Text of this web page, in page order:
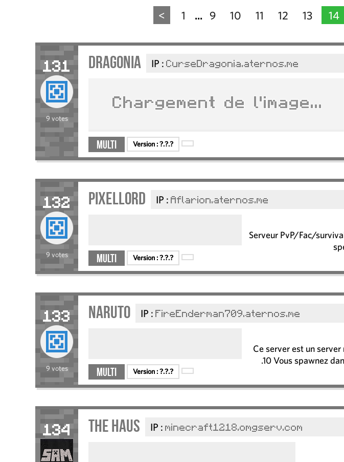
< 1 ... 9 10 11 12 13 14
131
9 votes
Dragonia IP : CurseDragonia.aternos.me
Multi Version :?.?.?
132
9 votes
PixelLord IP : Aflarion.aternos.me
Multi Version :?.?.?
Serveur PvP/Fac/
133
9 votes
Naruto IP : FireEnderman709.aternos.me
Multi Version :?.?.?
Ce server est un
.10 Vous spawnez
134 The Haus IP : minecraft1218.omgserv.com